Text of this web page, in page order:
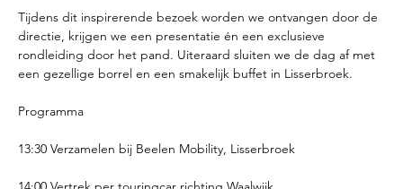
Tijdens dit inspirerende bezoek worden we ontvangen door de
directie, krijgen we een presentatie én een exclusieve
rondleiding door het pand. Uiteraard sluiten we de dag af met
een gezellige borrel en een smakelijk buffet in Lisserbroek.
Programma
13:30 Verzamelen bij Beelen Mobility, Lisserbroek